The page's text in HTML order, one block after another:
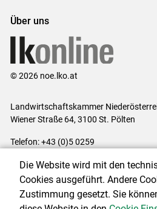
Über uns
© 2026 noe.lko.at
Landwirtschaftskammer
Wiener Straße 64, 3100 St. Pölten
Telefon: +43 (0)5 0259
Impressum|Kontakt|
Cookie-Einstellungen
Die Website wird mit den
Cookies ausgeführt. Andere
Zustimmung gesetzt. Sie